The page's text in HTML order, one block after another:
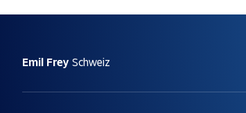
Emil Frey Schweiz